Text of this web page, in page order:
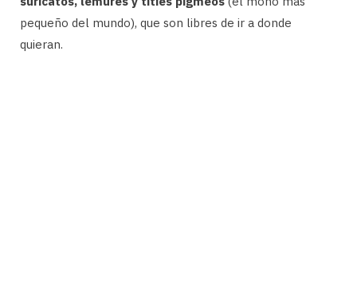
pequeño del mundo), que son libres de ir a donde
quieran.